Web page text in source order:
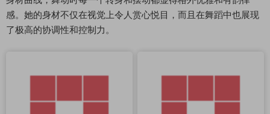
感。她的身材不仅在视觉上令人赏心悦目，而且在舞蹈中也展现
了极高的协调性和控制力。